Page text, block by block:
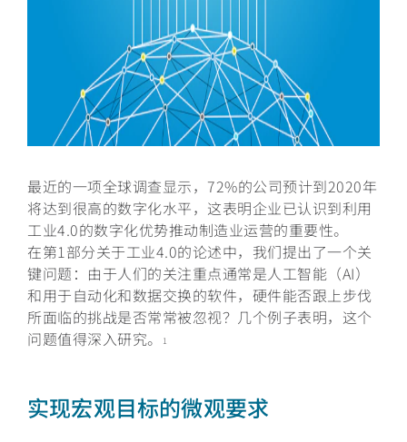
最近的一项全球调查显示，72%的公司预计到2020年
将达到很高的数字化水平，这表明企业已认识到利用
工业4.0的数字化优势推动制造业运营的重要性。
在第1部分关于工业4.0的论述中，我们提出了一个关
键问题：由于人们的关注重点通常是人工智能（AI）
和用于自动化和数据交换的软件，硬件能否跟上步伐
所面临的挑战是否常常被忽视？几个例子表明，这个
问题值得深入研究。
1
实现宏观目标的微观要求